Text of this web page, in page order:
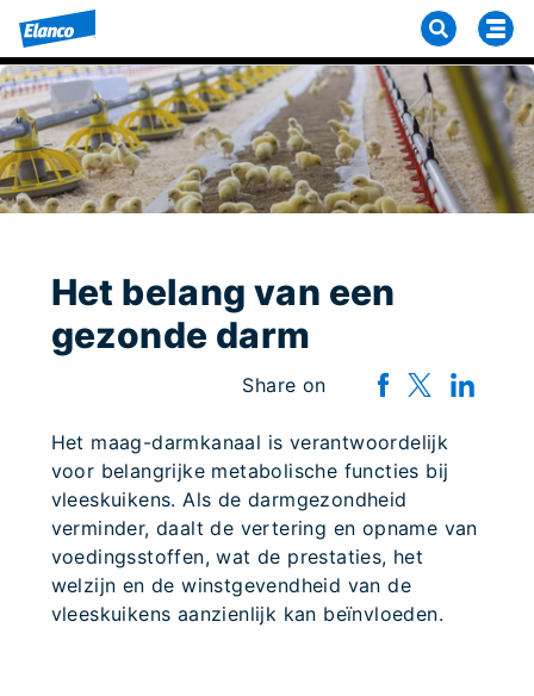
Het belang van een
gezonde darm
Share on
Het maag-darmkanaal is verantwoordelijk
voor belangrijke metabolische functies bij
vleeskuikens. Als de darmgezondheid
verminder, daalt de vertering en opname van
voedingsstoffen, wat de prestaties, het
welzijn en de winstgevendheid van de
vleeskuikens aanzienlijk kan beïnvloeden.